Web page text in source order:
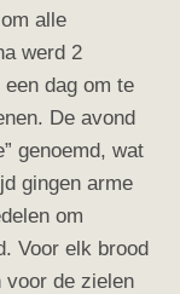
alle
werd 2
dag om te
De avond
genoemd, wat
gingen arme
om
Voor elk brood
voor de zielen